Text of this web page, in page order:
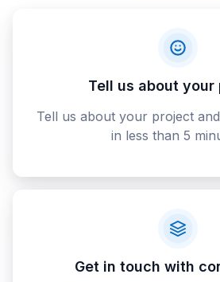
Tell us about your
Tell us about your project
in less than 5
Get in touch with